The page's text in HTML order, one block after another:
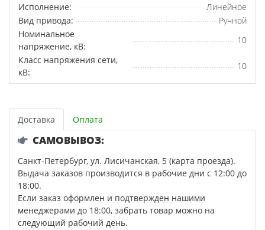
Исполнение:
Линейное
Вид привода:
Ручной
Номинальное
напряжение, кВ:
10
Класс напряжения сети,
кВ:
10
Доставка Оплата
САМОВЫВОЗ:
Санкт-Петербург, ул. Лисичанская, 5 (карта проезда).
Выдача заказов производится в рабочие дни с 12:00 до
18:00.
Если заказ оформлен и подтвержден нашими
менеджерами до 18:00, забрать товар можно на
следующий рабочий день.